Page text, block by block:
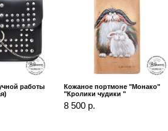
работы
Кожаное портмоне "Монако"
"Кролики чудики "
8 500 р.